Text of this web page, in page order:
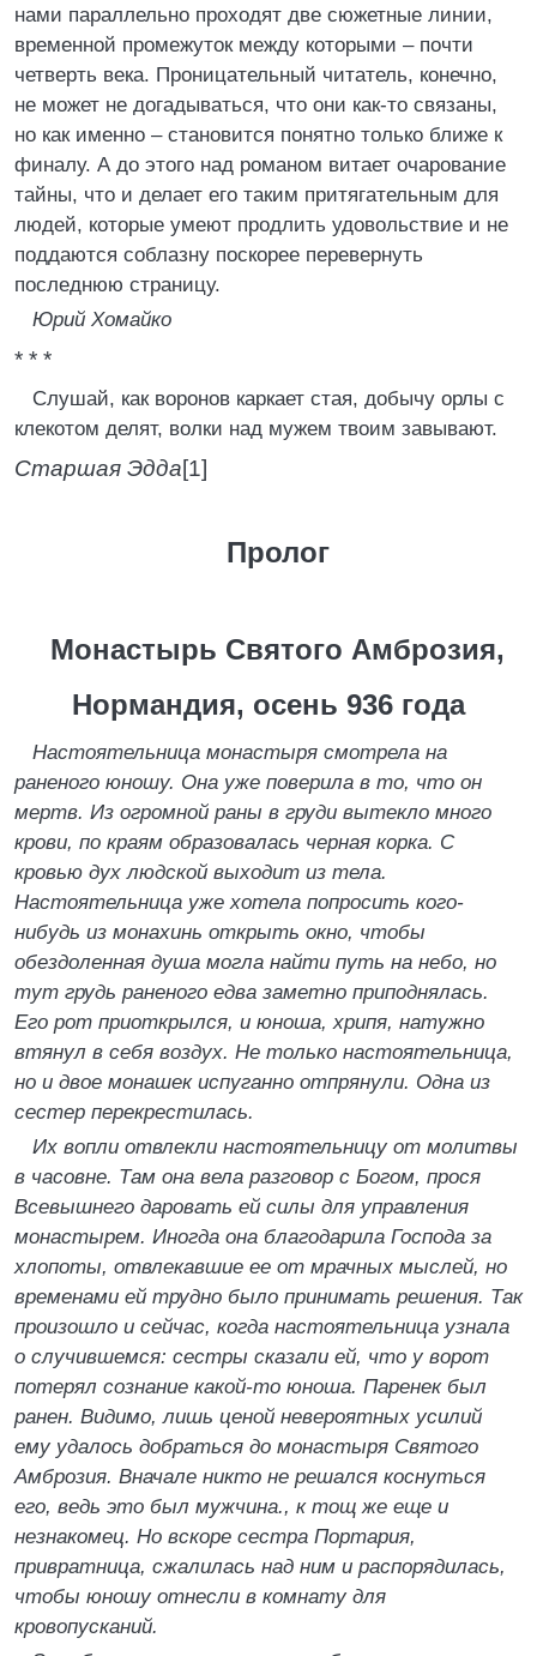
нами параллельно проходят две сюжетные линии,
временной промежуток между которыми – почти
четверть века. Проницательный читатель, конечно,
не может не догадываться, что они как-то связаны,
но как именно – становится понятно только ближе к
финалу. А до этого над романом витает очарование
тайны, что и делает его таким притягательным для
людей, которые умеют продлить удовольствие и не
поддаются соблазну поскорее перевернуть
последнюю страницу.
Юрий Хомайко
* * *
Слушай, как воронов каркает стая, добычу орлы с
клекотом делят, волки над мужем твоим завывают.
Старшая Эдда[1]
Пролог
Монастырь Святого Амброзия,
Нормандия, осень 936 года
Настоятельница монастыря смотрела на
раненого юношу. Она уже поверила в то, что он
мертв. Из огромной раны в груди вытекло много
крови, по краям образовалась черная корка. С
кровью дух людской выходит из тела.
Настоятельница уже хотела попросить кого-
нибудь из монахинь открыть окно, чтобы
обездоленная душа могла найти путь на небо, но
тут грудь раненого едва заметно приподнялась.
Его рот приоткрылся, и юноша, хрипя, натужно
втянул в себя воздух. Не только настоятельница,
но и двое монашек испуганно отпрянули. Одна из
сестер перекрестилась.
Их вопли отвлекли настоятельницу от молитвы
в часовне. Там она вела разговор с Богом, прося
Всевышнего даровать ей силы для управления
монастырем. Иногда она благодарила Господа за
хлопоты, отвлекавшие ее от мрачных мыслей, но
временами ей трудно было принимать решения. Так
произошло и сейчас, когда настоятельница узнала
о случившемся: сестры сказали ей, что у ворот
потерял сознание какой-то юноша. Паренек был
ранен. Видимо, лишь ценой невероятных усилий
ему удалось добраться до монастыря Святого
Амброзия. Вначале никто не решался коснуться
его, ведь это был мужчина., к тощ же еще и
незнакомец. Но вскоре сестра Портария,
привратница, сжалилась над ним и распорядилась,
чтобы юношу отнесли в комнату для
кровопусканий.